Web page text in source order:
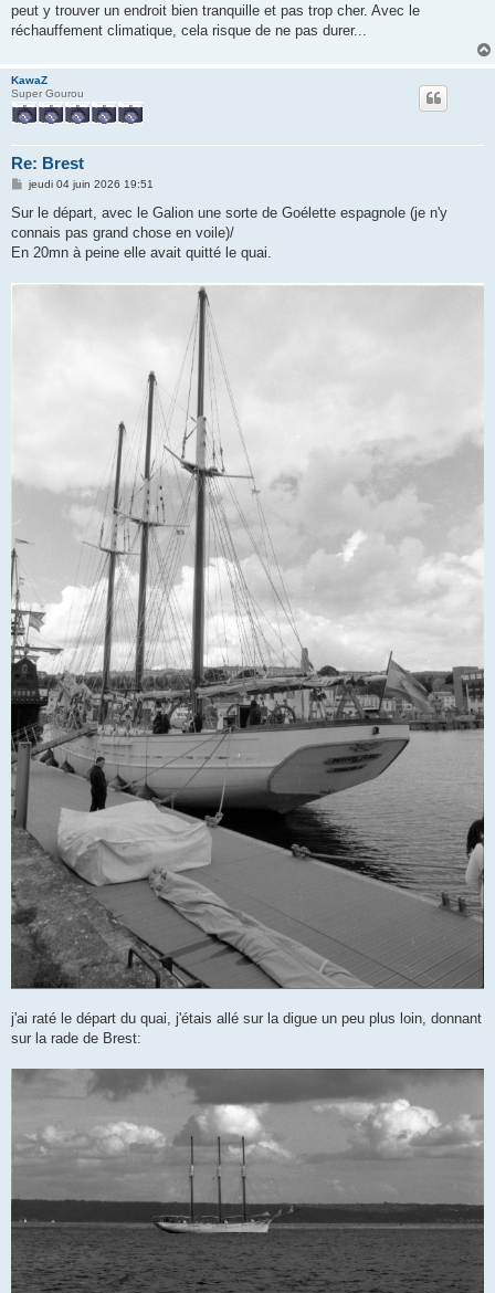
peut y trouver un endroit bien tranquille et pas trop cher. Avec le
réchauffement climatique, cela risque de ne pas durer...
KawaZ
Super Gourou
Re: Brest
M
s
a
g
jeudi 04 juin 2026 19:51
Sur le départ, avec le Galion une sorte de Goélette espagnole (je n'y
connais pas grand chose en voile)/
En 20mn à peine elle avait quitté le quai.
j'ai raté le départ du quai, j'étais allé sur la digue un peu plus loin, donnant
sur la rade de Brest: